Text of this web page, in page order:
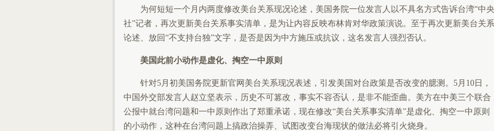
为何短短一个月内两度修改美台关系现况论述，美国务院一位发言人以不具名方式告诉台湾“中央
社”记者，再次更新美台关系事实清单，是为让内容反映布林肯对华政策演说。至于再次更新美台关系
论述、放回“不支持台独”文字，是否是因为中方施压或抗议，这名发言人强烈否认。
美国此前小动作是虚化、掏空一中原则
针对5月初美国务院更新官网美台关系现况表述，引发美国对台政策是否改变的臆测。5月10日，
中国外交部发言人赵立坚表示，历史不可篡改，事实不容否认，是非不能歪曲。美方在中美三个联合
公报中就台湾问题和一中原则作出了郑重承诺，现在修改“美台关系事实清单”是虚化、掏空一中原则
的小动作，这种在台湾问题上搞政治操弄、试图改变台海现状的做法必将引火烧身。